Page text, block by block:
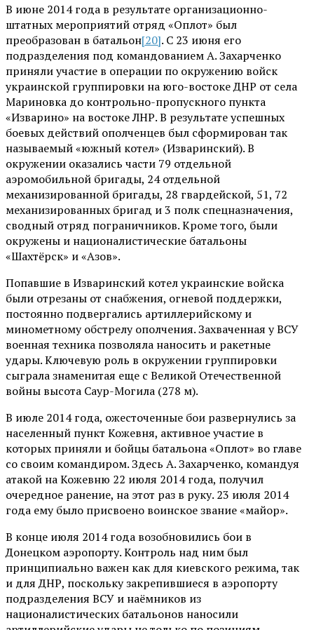
В июне 2014 года в результате организационно-
штатных мероприятий отряд «Оплот» был
преобразован в батальон[20]. С 23 июня его
подразделения под командованием А. Захарченко
приняли участие в операции по окружению войск
украинской группировки на юго-востоке ДНР от села
Мариновка до контрольно-пропускного пункта
«Изварино» на востоке ЛНР. В результате успешных
боевых действий ополченцев был сформирован так
называемый «южный котел» (Изваринский). В
окружении оказались части 79 отдельной
аэромобильной бригады, 24 отдельной
механизированной бригады, 28 гвардейской, 51, 72
механизированных бригад и 3 полк спецназначения,
сводный отряд пограничников. Кроме того, были
окружены и националистические батальоны
«Шахтёрск» и «Азов».
Попавшие в Изваринский котел украинские войска
были отрезаны от снабжения, огневой поддержки,
постоянно подвергались артиллерийскому и
минометному обстрелу ополчения. Захваченная у ВСУ
военная техника позволяла наносить и ракетные
удары. Ключевую роль в окружении группировки
сыграла знаменитая еще с Великой Отечественной
войны высота Саур-Могила (278 м).
В июле 2014 года, ожесточенные бои развернулись за
населенный пункт Кожевня, активное участие в
которых приняли и бойцы батальона «Оплот» во главе
со своим командиром. Здесь А. Захарченко, командуя
атакой на Кожевню 22 июля 2014 года, получил
очередное ранение, на этот раз в руку. 23 июля 2014
года ему было присвоено воинское звание «майор».
В конце июля 2014 года возобновились бои в
Донецком аэропорту. Контроль над ним был
принципиально важен как для киевского режима, так
и для ДНР, поскольку закрепившиеся в аэропорту
подразделения ВСУ и наёмников из
националистических батальонов наносили